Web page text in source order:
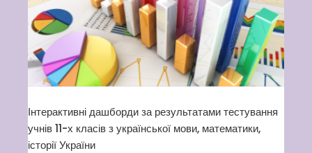
Інтерактивні дашборди за результатами тестування
учнів 11-х класів з української мови, математики,
історії України